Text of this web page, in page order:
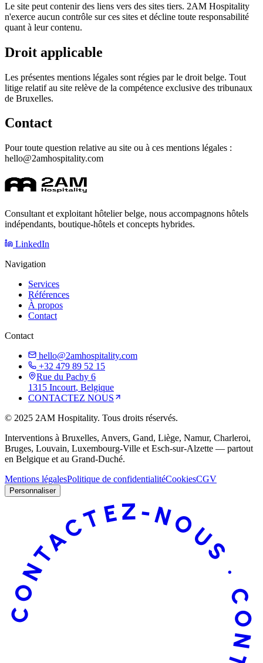
Le site peut contenir des liens vers des sites tiers. 2AM Hospitality
n'exerce aucun contrôle sur ces sites et décline toute responsabilité
quant à leur contenu.
Droit applicable
Les présentes mentions légales sont régies par le droit belge. Tout
litige relatif au site relève de la compétence exclusive des tribunaux
de Bruxelles.
Contact
Pour toute question relative au site ou à ces mentions légales :
hello@2amhospitality.com
Consultant et exploitant hôtelier belge, nous accompagnons hôtels
indépendants, boutique-hôtels et concepts hybrides.
LinkedIn
Navigation
Services
Références
À propos
Contact
Contact
hello@2amhospitality.com
+32 479 89 52 15
Rue du Pachy 6
1315 Incourt, Belgique
CONTACTEZ NOUS
© 2025 2AM Hospitality. Tous droits réservés.
Interventions à Bruxelles, Anvers, Gand, Liège, Namur, Charleroi,
Bruges, Louvain, Luxembourg-Ville et Esch-sur-Alzette — partout
en Belgique et au Grand-Duché.
Mentions légalesPolitique de confidentialitéCookiesCGV
Personnaliser